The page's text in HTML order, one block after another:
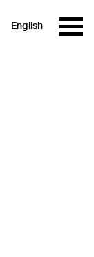
English